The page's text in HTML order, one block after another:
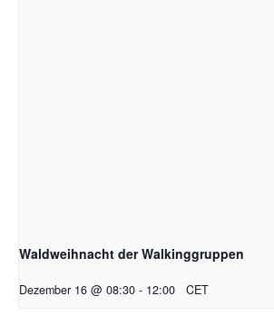
Waldweihnacht der Walkinggruppen
Dezember 16 @ 08:30 - 12:00 CET